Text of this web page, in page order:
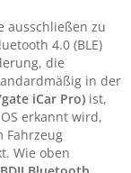
ausschließen zu
4.0 (BLE)
die
in der
iCar Pro) ist,
erkannt wird,
Fahrzeug
Wie oben